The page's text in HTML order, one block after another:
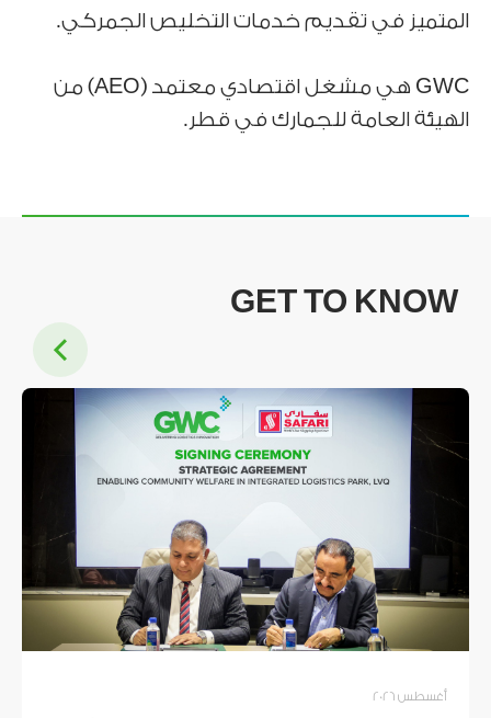
المتميز في تقديم خدمات التخليص الجمركي.
GWC هي مشغل اقتصادي معتمد (AEO) من
الهيئة العامة للجمارك في قطر.
GET TO KNOW
أغسطس 2026